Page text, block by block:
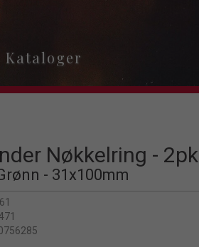
Kataloger
Nøkkelring - 2pk
- 31x100mm